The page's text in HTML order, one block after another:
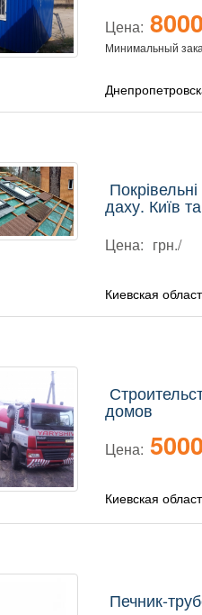
Цена: 8000
Минимальный
даху. Київ
Цена: грн./
Киевская
домов
Цена: 5000
Киевская
Печник-